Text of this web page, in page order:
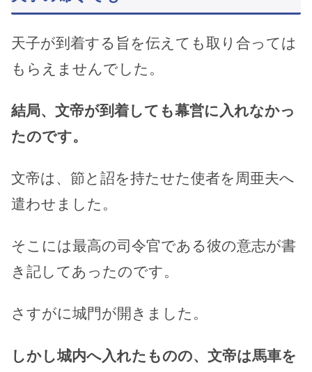
天子が到着する旨を伝えても取り合っては
もらえませんでした。
結局、文帝が到着しても幕営に入れなかっ
たのです。
文帝は、節と詔を持たせた使者を周亜夫へ
遣わせました。
そこには最高の司令官である彼の意志が書
き記してあったのです。
さすがに城門が開きました。
しかし城内へ入れたものの、文帝は馬車を